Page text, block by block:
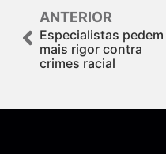
ANTERIOR
Especialistas pedem
mais rigor contra
crimes racial